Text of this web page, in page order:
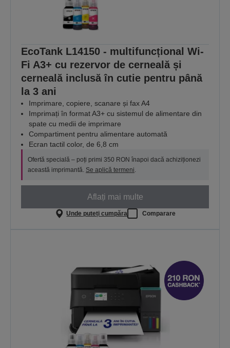
EcoTank L14150 - multifuncțional Wi-
Fi A3+ cu rezervor de cerneală și
cerneală inclusă în cutie pentru până
la 3 ani
Imprimare, copiere, scanare și fax A4
Imprimați în format A3+ cu sistemul de alimentare din
spate cu medii de imprimare
Compartiment pentru alimentare automată
Ecran tactil color, de 6,8 cm
Ofertă specială – poți primi 350 RON înapoi dacă achiziționezi
această imprimantă. Se aplică termeni.
Aflați mai multe
Unde puteți cumpăra Comparare